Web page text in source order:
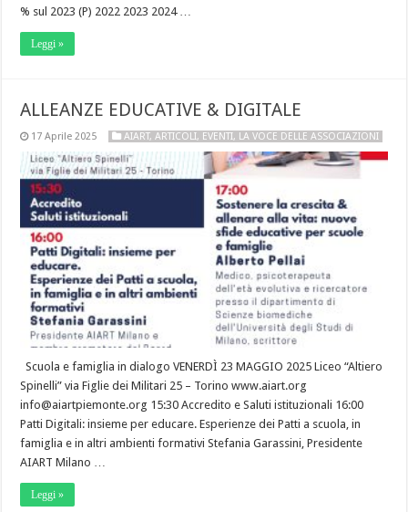
% sul 2023 (P) 2022 2023 2024 …
Leggi »
ALLEANZE EDUCATIVE & DIGITALE
17 Aprile 2025 AIART,ARTICOLI, EVENTI, LA VOCE DELLE ASSOCIAZIONI
Scuola e famiglia in dialogo VENERDÌ 23 MAGGIO 2025 Liceo “Altiero
Spinelli” via Figlie dei Militari 25 – Torino www.aiart.org
info@aiartpiemonte.org 15:30 Accredito e Saluti istituzionali 16:00
Patti Digitali: insieme per educare. Esperienze dei Patti a scuola, in
famiglia e in altri ambienti formativi Stefania Garassini, Presidente
AIART Milano …
Leggi »